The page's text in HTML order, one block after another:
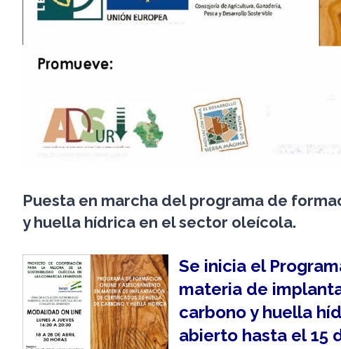
Puesta en marcha del programa de
y huella hídrica en el sector oleícola.
Se inicia el Program
materia de
carbono y huella
abierto hasta el 15